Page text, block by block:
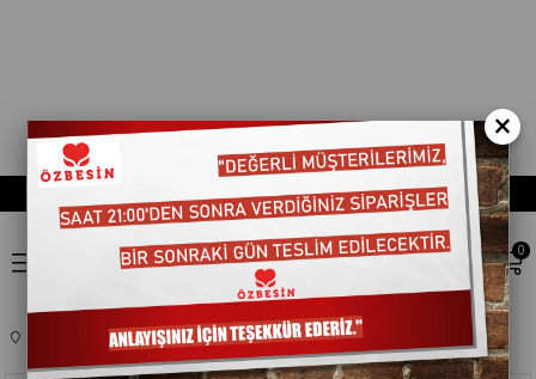
0
DETERJAN TEMIZLIK YARDIMCILARI TEMIZLIK FIRÇALARI
×